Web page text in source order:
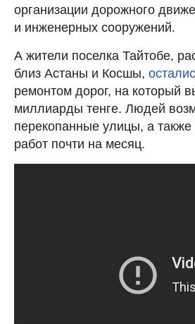
организации дорожного
и инженерных сооружений.
А жители поселка Тайтобе,
близ Астаны и Косшы,
ремонтом дорог, на который
миллиарды тенге. Людей
перекопанные улицы, а также
работ почти на месяц.